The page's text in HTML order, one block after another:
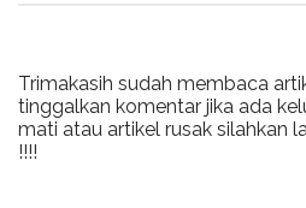
Trimakasih sudah membaca
tinggalkan komentar jika ada
mati atau artikel rusak silahkan
!!!!